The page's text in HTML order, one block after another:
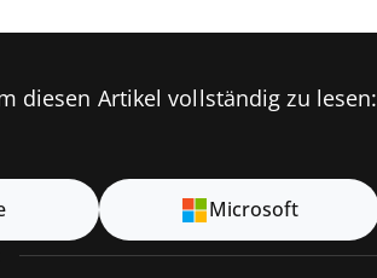
diesen Artikel vollständig zu lesen:
Microsoft